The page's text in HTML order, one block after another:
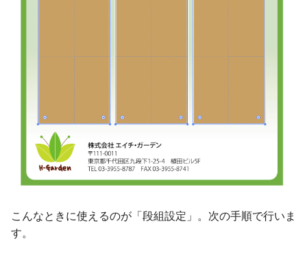
こんなときに使えるのが「段組設定」。次の手順で行いま
す。